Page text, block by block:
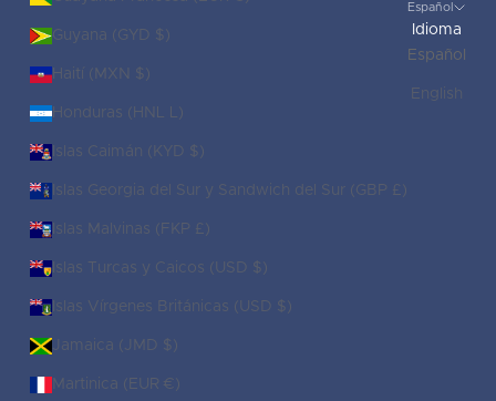
Guyana (GYD $)
Haití (MXN $)
Honduras (HNL L)
Islas Caimán (KYD $)
Islas Georgia del Sur y Sandwich del Sur (GBP £)
Islas Malvinas (FKP £)
Islas Turcas y Caicos (USD $)
Islas Vírgenes Británicas (USD $)
Jamaica (JMD $)
Martinica (EUR €)
Español
Idioma
Español
English